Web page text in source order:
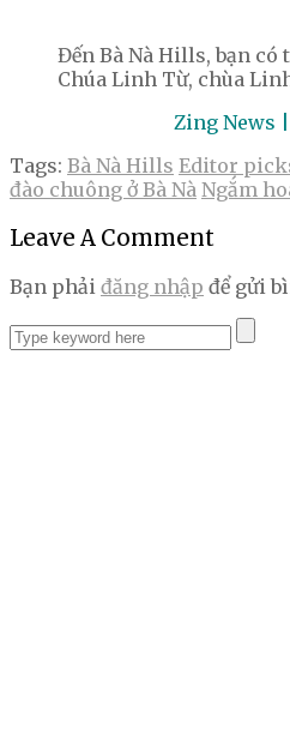
Đến Bà Nà Hills, bạn có
Chúa Linh Từ, chùa
Zing News
Tags: Bà Nà Hills Editor
đào chuông ở Bà Nà Ngắm
Leave A Comment
Bạn phải đăng nhập để gửi